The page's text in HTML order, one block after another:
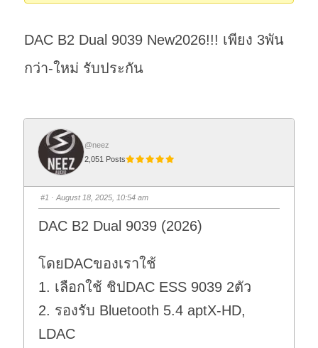
DAC B2 Dual 9039 New2026!!! เพียง 3พัน
กว่า-ใหม่ รับประกัน
@neez
2,051 Posts
#1 · August 18, 2025, 10:54 am
DAC B2 Dual 9039 (2026)
โดยDACของเราใช้
1. เลือกใช้ ชิปDAC ESS 9039 2ตัว
2. รองรับ Bluetooth 5.4 aptX-HD,
LDAC